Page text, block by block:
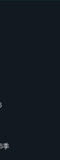
季